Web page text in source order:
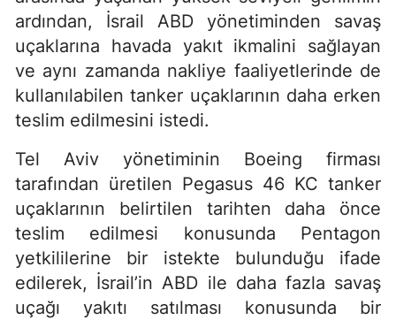
ardından, İsrail ABD yönetiminden savaş
uçaklarına havada yakıt ikmalini sağlayan
ve aynı zamanda nakliye faaliyetlerinde de
kullanılabilen tanker uçaklarının daha erken
teslim edilmesini istedi.
Tel Aviv yönetiminin Boeing firması
tarafından üretilen Pegasus 46 KC tanker
uçaklarının belirtilen tarihten daha önce
teslim edilmesi konusunda Pentagon
yetkililerine bir istekte bulunduğu ifade
edilerek, İsrail’in ABD ile daha fazla savaş
uçağı yakıtı satılması konusunda bir